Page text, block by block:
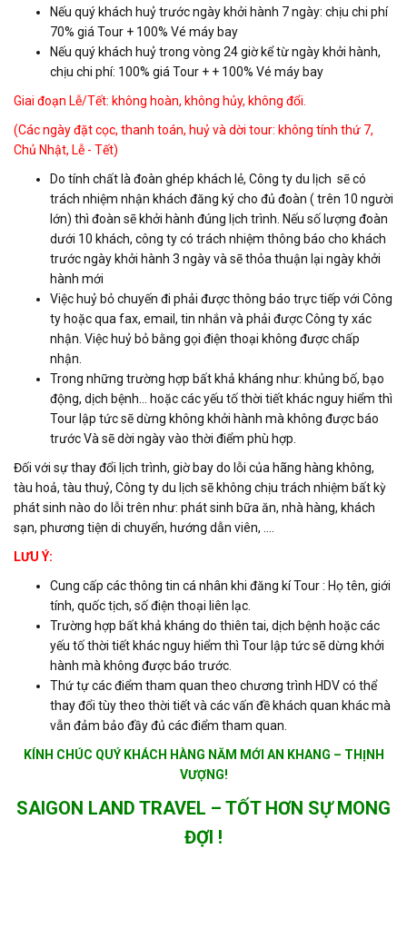
Nếu quý khách huỷ trước ngày khởi hành 7 ngày: chịu chi phí
70% giá Tour + 100% Vé máy bay
Nếu quý khách huỷ trong vòng 24 giờ kể từ ngày khởi hành,
chịu chi phí: 100% giá Tour + + 100% Vé máy bay
Giai đoạn Lễ/Tết: không hoàn, không hủy, không đổi.
(Các ngày đặt cọc, thanh toán, huỷ và dời tour: không tính thứ 7,
Chủ Nhật, Lễ - Tết)
Do tính chất là đoàn ghép khách lẻ, Công ty du lịch sẽ có
trách nhiệm nhận khách đăng ký cho đủ đoàn ( trên 10 người
lớn) thì đoàn sẽ khởi hành đúng lịch trình. Nếu số lượng đoàn
dưới 10 khách, công ty có trách nhiệm thông báo cho khách
trước ngày khởi hành 3 ngày và sẽ thỏa thuận lại ngày khởi
hành mới
Việc huỷ bỏ chuyến đi phải được thông báo trực tiếp với Công
ty hoặc qua fax, email, tin nhắn và phải được Công ty xác
nhận. Việc huỷ bỏ bằng gọi điện thoại không được chấp
nhận.
Trong những trường hợp bất khả kháng như: khủng bố, bạo
động, dịch bệnh… hoặc các yếu tố thời tiết khác nguy hiểm thì
Tour lập tức sẽ dừng không khởi hành mà không được báo
trước Và sẽ dời ngày vào thời điểm phù hợp.
Đối với sự thay đổi lịch trình, giờ bay do lỗi của hãng hàng không,
tàu hoả, tàu thuỷ, Công ty du lịch sẽ không chịu trách nhiệm bất kỳ
phát sinh nào do lỗi trên như: phát sinh bữa ăn, nhà hàng, khách
sạn, phương tiện di chuyển, hướng dẫn viên, ….
LƯU Ý:
Cung cấp các thông tin cá nhân khi đăng kí Tour : Họ tên, giới
tính, quốc tịch, số điện thoại liên lạc.
Trường hợp bất khả kháng do thiên tai, dịch bệnh hoặc các
yếu tố thời tiết khác nguy hiểm thì Tour lập tức sẽ dừng khởi
hành mà không được báo trước.
Thứ tự các điểm tham quan theo chương trình HDV có thể
thay đổi tùy theo thời tiết và các vấn đề khách quan khác mà
vẫn đảm bảo đầy đủ các điểm tham quan.
KÍNH CHÚC QUÝ KHÁCH HÀNG NĂM MỚI AN KHANG – THỊNH
VƯỢNG!
SAIGON LAND TRAVEL – TỐT HƠN SỰ MONG
ĐỢI !